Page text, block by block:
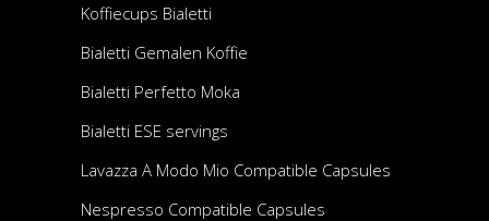
Koffiecups Bialetti
Bialetti Gemalen Koffie
Bialetti Perfetto Moka
Bialetti ESE servings
Lavazza A Modo Mio Compatible Capsules
Nespresso Compatible Capsules